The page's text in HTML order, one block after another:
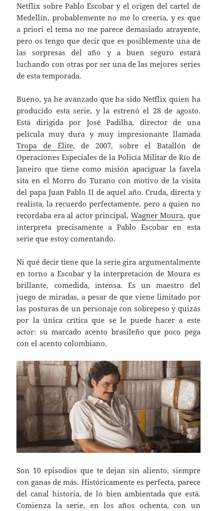
Netflix sobre Pablo Escobar y el origen del cartel de
Medellín, probablemente no me lo creería, y es que
a priori el tema no me parece demasiado atrayente,
pero os tengo que decir que es posiblemente una de
las sorpresas del año y a buen seguro estará
luchando con otras por ser una de las mejores series
de esta temporada.
Bueno, ya he avanzado que ha sido Netflix quien ha
producido esta serie, y la estrenó el 28 de agosto.
Está dirigida por José Padilha, director de una
película muy dura y muy impresionante llamada
Tropa de Élite, de 2007, sobre el Batallón de
Operaciones Especiales de la Policía Militar de Río de
Janeiro que tiene como misión apaciguar la favela
sita en el Morro do Turano con motivo de la visita
del papa Juan Pablo II de aquel año. Cruda, directa y
realista, la recuerdo perfectamente, pero a quien no
recordaba era al actor principal, Wagner Moura, que
interpreta precisamente a Pablo Escobar en esta
serie que estoy comentando.
Ni qué decir tiene que la serie gira argumentalmente
en torno a Escobar y la interpretación de Moura es
brillante, comedida, intensa. Es un maestro del
juego de miradas, a pesar de que viene limitado por
las posturas de un personaje con sobrepeso y quizás
por la única crítica que se le puede hacer a este
actor: su marcado acento brasileño que poco pega
con el acento colombiano.
Son 10 episodios que te dejan sin aliento, siempre
con ganas de más. Históricamente es perfecta, parece
del canal historia, de lo bien ambientada que está.
Comienza la serie, en los años ochenta, con un